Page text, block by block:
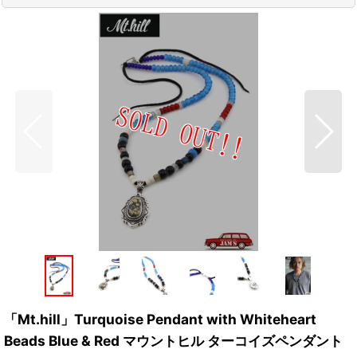
「Mt.hill」Turquoise Pendant with Whiteheart
Beads Blue & Red マウントヒル ターコイズペンダント